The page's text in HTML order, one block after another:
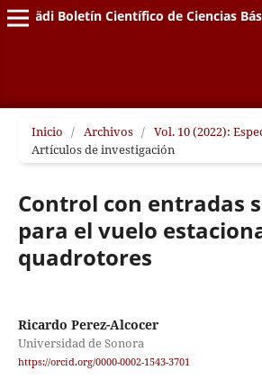
Pädi Boletín Científico de Ciencias
Inicio / Archivos / Vol. 10 (2022):
Artículos de investigación
Control con entradas
para el vuelo
quadrotores
Ricardo Perez-Alcocer
Universidad de Sonora
https://orcid.org/0000-0002-1543-3701